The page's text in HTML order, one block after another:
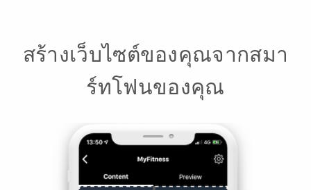
สร้างเว็บไซต์ของคุณจากสมา
ร์ทโฟนของคุณ